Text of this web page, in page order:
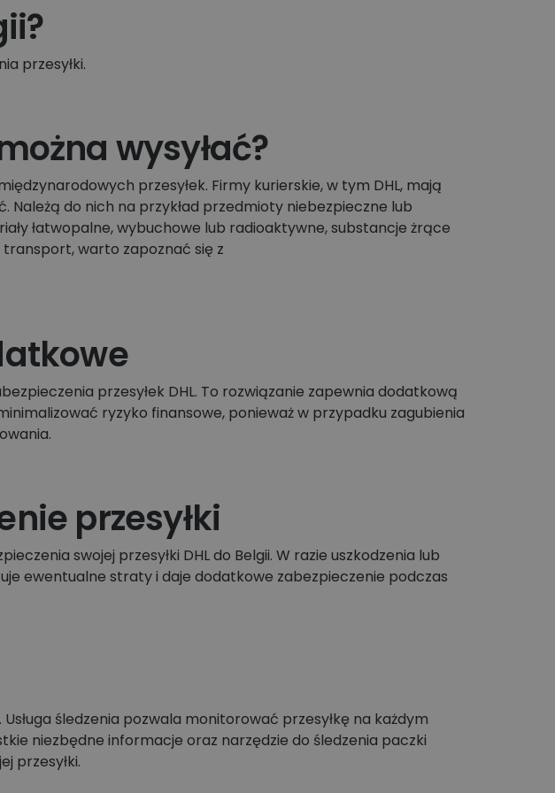
przesyłki.
wysyłać?
przesyłek. Firmy kurierskie, w tym DHL, mają
do nich na przykład przedmioty niebezpieczne lub
łatwopalne, wybuchowe lub radioaktywne, substancje żrące
warto zapoznać się z
przesyłek DHL. To rozwiązanie zapewnia dodatkową
ryzyko finansowe, ponieważ w przypadku zagubienia
przesyłki
swojej przesyłki DHL do Belgii. W razie uszkodzenia lub
ewentualne straty i daje dodatkowe zabezpieczenie podczas
śledzenia pozwala monitorować przesyłkę na każdym
niezbędne informacje oraz narzędzie do śledzenia paczki
przesyłki.